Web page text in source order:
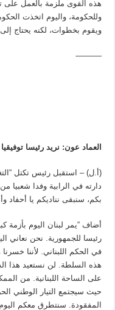
هذه القوى ملزمة بالعمل على
وللحكومة، واليوم اتخذت
ويقوم بخطوات، لكنه يحتاج
———-
العماد عون: نريد رئيسا
(أ.ل) – استقبل رئيس تكتل
دارته في الرابية وفدا شعبيا
بكم، سنبقى نناديكم يا أحفاد
أضاف “يمر لبنان اليوم بأزمة
رئيسا للجمهورية. نحن نعاني
هذه السلطة. لن نستعيد هذا
على الساحة اللبنانية. من
حيث سيجتمع التيار الوطني
المفقودة. سنتطرق معكم